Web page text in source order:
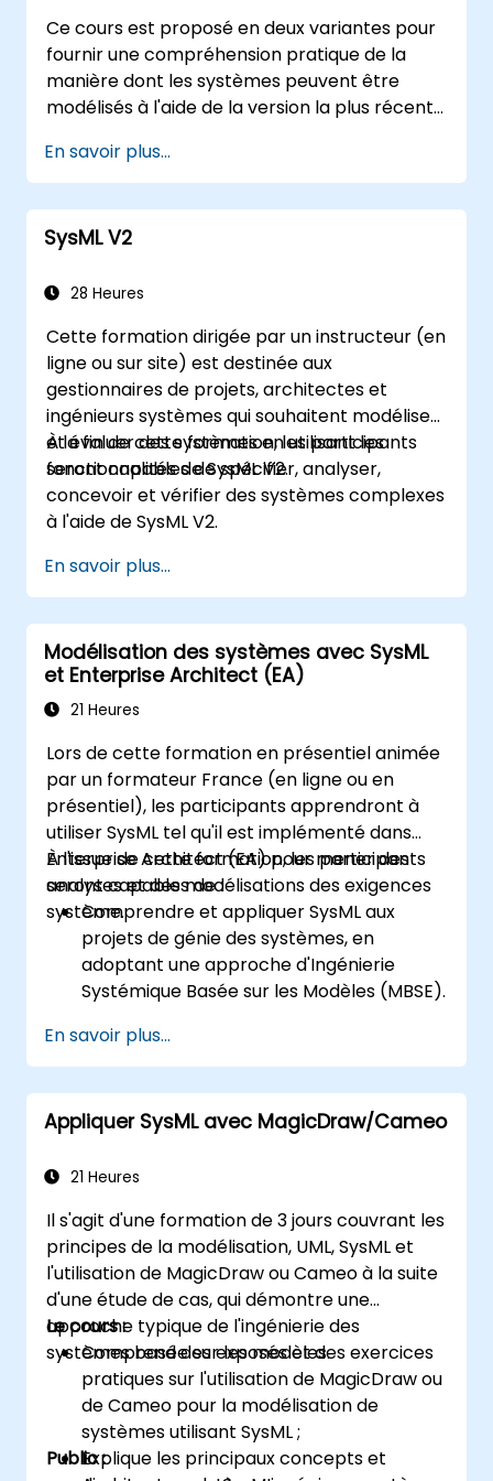
Ce cours est proposé en deux variantes pour
fournir une compréhension pratique de la
manière dont les systèmes peuvent être
modélisés à l'aide de la version la plus récente
Language) de l'OMG. La notation et les
sémantiques sous-jacentes de SysML sont
expliquées de manière à permettre aux
étudiants d'appliquer ce qu'ils apprennent à
systèmes approprié.
En savoir plus...
SysML V2
28 Heures
Cette formation dirigée par un instructeur (en
ligne ou sur site) est destinée aux
gestionnaires de projets, architectes et
ingénieurs systèmes qui souhaitent modéliser
et évaluer des systèmes en utilisant les
fonctionnalités de SysML V2.
À la fin de cette formation, les participants
seront capables de spécifier, analyser,
concevoir et vérifier des systèmes complexes
à l'aide de SysML V2.
En savoir plus...
Modélisation des systèmes avec SysML
et Enterprise Architect (EA)
21 Heures
Lors de cette formation en présentiel animée
par un formateur France (en ligne ou en
présentiel), les participants apprendront à
utiliser SysML tel qu'il est implémenté dans
Enterprise Architect (EA) pour mener des
analyses et des modélisations des exigences
système.
À l'issue de cette formation, les participants
seront capables de :
Comprendre et appliquer SysML aux
projets de génie des systèmes, en
adoptant une approche d'Ingénierie
Systémique Basée sur les Modèles (MBSE).
de modèles de cas d'utilisation.
Concevoir et analyser l'architecture
système.
En savoir plus...
Appliquer SysML avec MagicDraw/Cameo
21 Heures
Il s'agit d'une formation de 3 jours couvrant les
principes de la modélisation, UML, SysML et
l'utilisation de MagicDraw ou Cameo à la suite
d'une étude de cas, qui démontre une
approche typique de l'ingénierie des
systèmes basée sur les modèles.
Le cours :
Comprend des exposés et des exercices
pratiques sur l'utilisation de MagicDraw ou
de Cameo pour la modélisation de
systèmes utilisant SysML ;
Explique les principaux concepts et
Public :